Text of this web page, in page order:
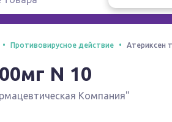
Противовирусное действие Атериксен
N 10
Компания"